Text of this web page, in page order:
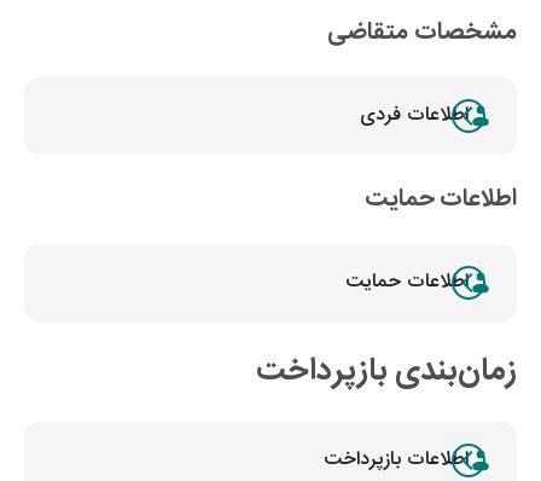
مشخصات متقاضی
اطلاعات فردی
اطلاعات حمایت
اطلاعات حمایت
زمان‌بندی بازپرداخت
اطلاعات بازپرداخت